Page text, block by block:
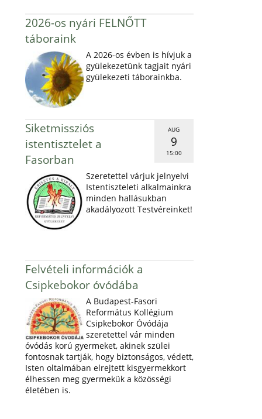
2026-os nyári FELNŐTT
táboraink
A 2026-os évben is hívjuk a
gyülekezetünk tagjait nyári
gyülekezeti táborainkba.
AUG
9
15:00
Siketmissziós
istentisztelet a
Fasorban
Szeretettel várjuk jelnyelvi
Istentiszteleti alkalmainkra
minden hallásukban
akadályozott Testvéreinket!
Felvételi információk a
Csipkebokor óvódába
A Budapest-Fasori
Református Kollégium
Csipkebokor Óvódája
szeretettel vár minden
óvódás korú gyermeket, akinek szülei
fontosnak tartják, hogy biztonságos, védett,
Isten oltalmában elrejtett kisgyermekkort
élhessen meg gyermekük a közösségi
életében is.